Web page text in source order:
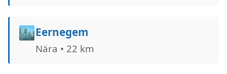
🏙️Eernegem
Nära • 22 km